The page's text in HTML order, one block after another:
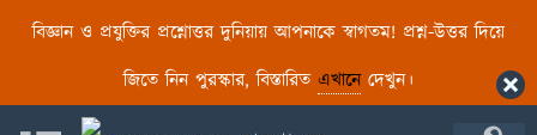
বিজ্ঞান ও প্রযুক্তির প্রশ্নোত্তর দুনিয়ায় আপনাকে স্বাগতম! প্রশ্ন-উত্তর দিয়ে
জিতে নিন পুরস্কার, বিস্তারিত এখানেদেখুন।